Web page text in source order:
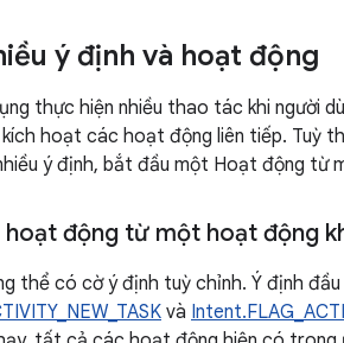
ý định và hoạt động
thực hiện nhiều thao tác khi người
hoạt các hoạt động liên tiếp. Tuỳ
ý định, bắt đầu một Hoạt động
động từ một hoạt động
thể có cờ ý định tuỳ chỉnh. Ý định
và